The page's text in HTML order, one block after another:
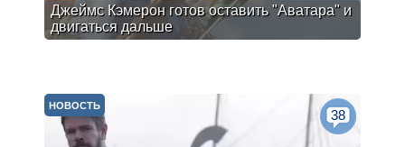
Джеймс Кэмерон готов оставить "Аватара" и
двигаться дальше
НОВОСТЬ
38